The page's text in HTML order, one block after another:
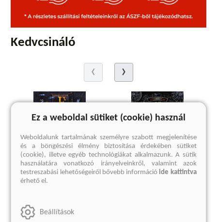
Kedvcsináló
(E-könyv)
Natalia Sherba
Ez a weboldal sütiket (cookie) használ
Weboldalunk tartalmának személyre szabott megjelenítése
és a böngészési élmény biztosítása érdekében sütiket
(cookie), illetve egyéb technológiákat alkalmazunk. A sütik
használatára vonatkozó irányelveinkről, valamint azok
testreszabási lehetőségeiről bővebb információide kattintva
érhető el.
Beállítások